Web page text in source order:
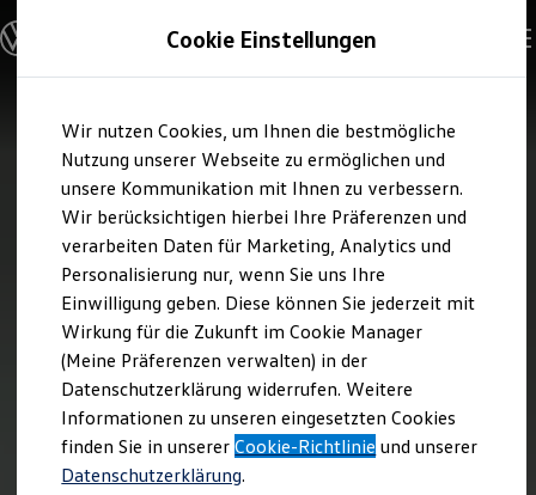
Hauptinhalt
springen
Footer
springen
Modelle und Konfigurator
Konfigurator
Modelle vergleichen
Elektroautos
ENERGY Sondermodelle
Nutzfahrzeuge
SUV und CUV
Familienautos
Kombis
Kompaktwagen
Sportwagen
Schnell verfügbare Fahrzeuge
Angebote und Produkte
Aktuelle Angebote
E-Auto-Förderung
Volkswagen Marktplatz
Die ENERGY Sondermodelle
Junge Gebrauchtwagen und Gebrauchtwagen
Volkswagen Zertifizierte Gebrauchtwagen
Elektromobilität bei Gebrauchtwagen
Cookie Einstellungen
Wir nutzen Cookies, um Ihnen die bestmögliche
Nutzung unserer Webseite zu ermöglichen und
unsere Kommunikation mit Ihnen zu verbessern.
Wir berücksichtigen hierbei Ihre Präferenzen und
verarbeiten Daten für Marketing, Analytics und
Personalisierung nur, wenn Sie uns Ihre
Einwilligung geben. Diese können Sie jederzeit mit
Wirkung für die Zukunft im Cookie Manager
(Meine Präferenzen verwalten) in der
Datenschutzerklärung widerrufen. Weitere
Informationen zu unseren eingesetzten Cookies
finden Sie in unsererCookie-Richtlinie und unserer
Datenschutzerklärung.